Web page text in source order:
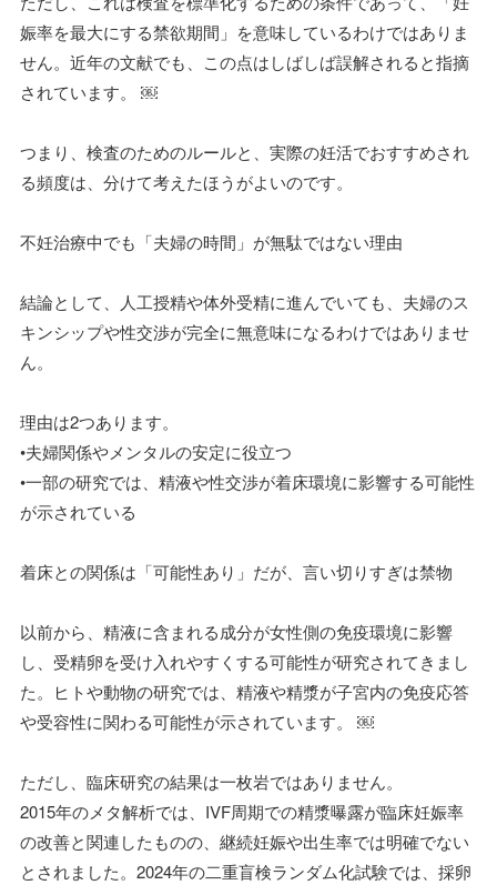
娠率を最大にする禁欲期間」を意味しているわけではありま
せん。近年の文献でも、この点はしばしば誤解されると指摘
されています。 ￼
つまり、検査のためのルールと、実際の妊活でおすすめされ
る頻度は、分けて考えたほうがよいのです。
不妊治療中でも「夫婦の時間」が無駄ではない理由
結論として、人工授精や体外受精に進んでいても、夫婦のス
キンシップや性交渉が完全に無意味になるわけではありませ
ん。
理由は2つあります。
•夫婦関係やメンタルの安定に役立つ
•一部の研究では、精液や性交渉が着床環境に影響する可能性
が示されている
着床との関係は「可能性あり」だが、言い切りすぎは禁物
以前から、精液に含まれる成分が女性側の免疫環境に影響
し、受精卵を受け入れやすくする可能性が研究されてきまし
た。ヒトや動物の研究では、精液や精漿が子宮内の免疫応答
や受容性に関わる可能性が示されています。 ￼
ただし、臨床研究の結果は一枚岩ではありません。
2015年のメタ解析では、IVF周期での精漿曝露が臨床妊娠率
の改善と関連したものの、継続妊娠や出生率では明確でない
とされました。2024年の二重盲検ランダム化試験では、採卵